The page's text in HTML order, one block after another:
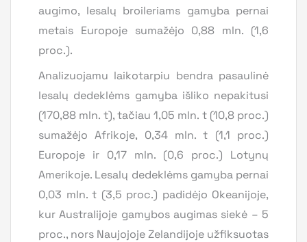
augimo, lesalų broileriams gamyba pernai
metais Europoje sumažėjo 0,88 mln. (1,6
proc.).
Analizuojamu laikotarpiu bendra pasaulinė
lesalų dedeklėms gamyba išliko nepakitusi
(170,88 mln. t), tačiau 1,05 mln. t (10,8 proc.)
sumažėjo Afrikoje, 0,34 mln. t (1,1 proc.)
Europoje ir 0,17 mln. (0,6 proc.) Lotynų
Amerikoje. Lesalų dedeklėms gamyba pernai
0,03 mln. t (3,5 proc.) padidėjo Okeanijoje,
kur Australijoje gamybos augimas siekė – 5
proc., nors Naujojoje Zelandijoje užfiksuotas